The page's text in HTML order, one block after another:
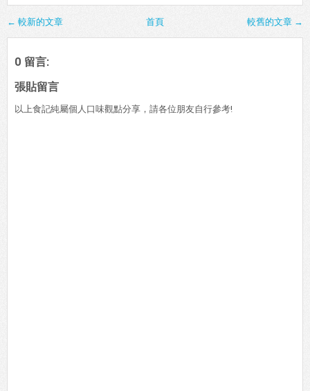
← 較新的文章 較舊的文章 →
首頁
0 留言:
張貼留言
以上食記純屬個人口味觀點分享，請各位朋友自行參考!